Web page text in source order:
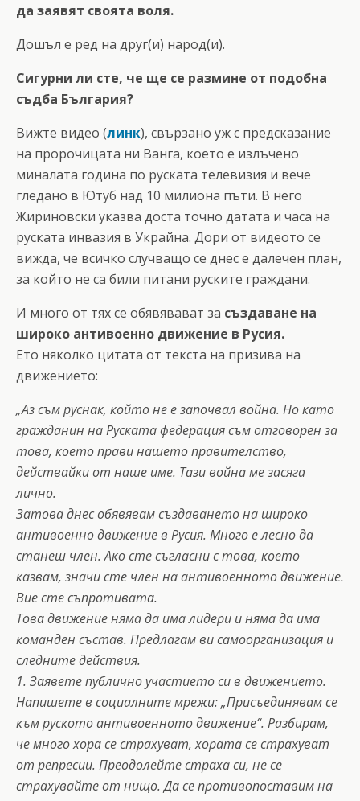
да заявят своята воля.
Дошъл е ред на друг(и) народ(и).
Сигурни ли сте, че ще се размине от подобна
съдба България?
Вижте видео (линк), свързано уж с предсказание
на пророчицата ни Ванга, което е излъчено
миналата година по руската телевизия и вече
гледано в Ютуб над 10 милиона пъти. В него
Жириновски указва доста точно датата и часа на
руската инвазия в Украйна. Дори от видеото се
вижда, че всичко случващо се днес е далечен план,
за който не са били питани руските граждани.
И много от тях се обявявават за създаване на
широко антивоенно движение в Русия.
Ето няколко цитата от текста на призива на
движението:
„Аз съм руснак, който не е започвал война. Но като
гражданин на Руската федерация съм отговорен за
това, което прави нашето правителство,
действайки от наше име. Тази война ме засяга
лично.
Затова днес обявявам създаването на широко
антивоенно движение в Русия. Много е лесно да
станеш член. Ако сте съгласни с това, което
казвам, значи сте член на антивоенното движение.
Вие сте съпротивата.
Това движение няма да има лидери и няма да има
команден състав. Предлагам ви самоорганизация и
следните действия.
1. Заявете публично участието си в движението.
Напишете в социалните мрежи: „Присъединявам се
към руското антивоенното движение“. Разбирам,
че много хора се страхуват, хората се страхуват
от репресии. Преодолейте страха си, не се
страхувайте от нищо. Да се ​​противопоставим на